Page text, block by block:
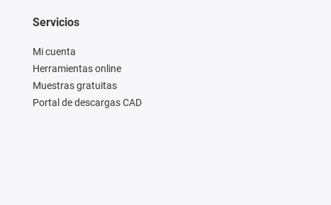
Servicios
Mi cuenta
Herramientas online
Muestras gratuitas
Portal de descargas CAD